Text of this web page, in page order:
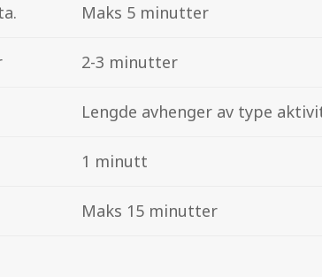
Maks 5 minutter
2-3 minutter
Lengde avhenger av type
1 minutt
Maks 15 minutter